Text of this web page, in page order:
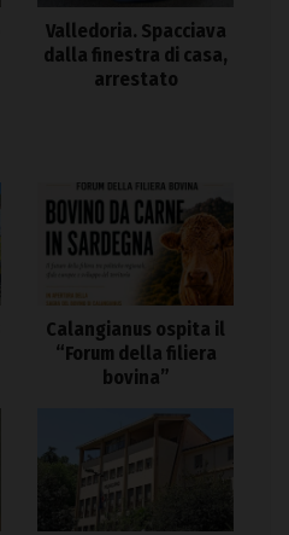
Valledoria. Spacciava
dalla finestra di casa,
arrestato
Calangianus ospita il
“Forum della filiera
bovina”